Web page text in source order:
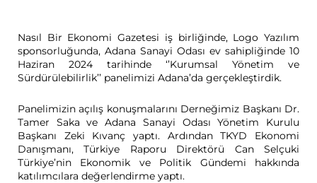
Nasıl Bir Ekonomi Gazetesi iş birliğinde, Logo Yazılım
sponsorluğunda, Adana Sanayi Odası ev sahipliğinde 10
Haziran 2024 tarihinde ‘’Kurumsal Yönetim ve
Sürdürülebilirlik’’ panelimizi Adana’da gerçekleştirdik.
Panelimizin açılış konuşmalarını Derneğimiz Başkanı Dr.
Tamer Saka ve Adana Sanayi Odası Yönetim Kurulu
Başkanı Zeki Kıvanç yaptı. Ardından TKYD Ekonomi
Danışmanı, Türkiye Raporu Direktörü Can Selçuki
Türkiye’nin Ekonomik ve Politik Gündemi hakkında
katılımcılara değerlendirme yaptı.